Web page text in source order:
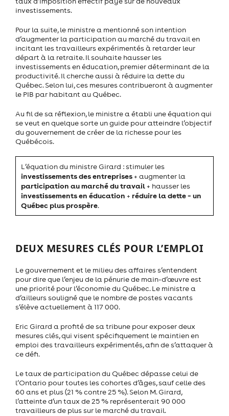
investissements.
Pour la suite, le ministre a mentionné son intention
d’augmenter la participation au marché du travail en
incitant les travailleurs expérimentés à retarder leur
départ à la retraite. Il souhaite hausser les
investissements en éducation, premier déterminant de la
productivité. Il cherche aussi à réduire la dette du
Québec. Selon lui, ces mesures contribueront à augmenter
le PIB par habitant au Québec.
Au fil de sa réflexion, le ministre a établi une équation qui
se veut en quelque sorte un guide pour atteindre l’objectif
du gouvernement de créer de la richesse pour les
Québécois.
L’équation du ministre Girard : stimuler les
investissements des entreprises+ augmenter la
participation au marché du travail+ hausser les
investissements en éducation + réduire la dette= un
Québec plus prospère.
DEUX MESURES CLÉS POUR L’EMPLOI
Le gouvernement et le milieu des affaires s’entendent
pour dire que l’enjeu de la pénurie de main-d’œuvre est
une priorité pour l’économie du Québec. Le ministre a
d’ailleurs souligné que le nombre de postes vacants
s’élève actuellement à 117 000.
Eric Girard a profité de sa tribune pour exposer deux
mesures clés, qui visent spécifiquement le maintien en
emploi des travailleurs expérimentés, afin de s’attaquer à
ce défi.
Le taux de participation du Québec dépasse celui de
l’Ontario pour toutes les cohortes d’âges, sauf celle des
60 ans et plus (21 % contre 25 %). Selon M. Girard,
l’atteinte d’un taux de 25 % représenterait 90 000
travailleurs de plus sur le marché du travail.